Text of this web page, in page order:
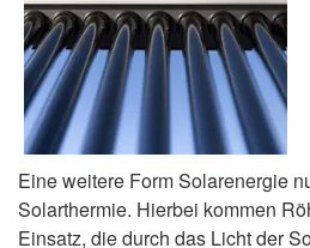
Eine weitere Form Solarenergie
Solarthermie. Hierbei kommen
Einsatz, die durch das Licht der